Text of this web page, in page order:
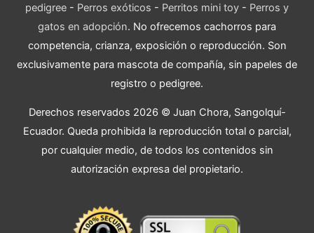
pedigree - Perros exóticos - Perritos mini toy - Perros y
gatos en adopción. No ofrecemos cachorros para
competencia, crianza, exposición o reproducción. Son
exclusivamente para mascota de compañía, sin papeles de
registro o pedigree.
Derechos reservados 2026 © Juan Chora, Sangolquí-
Ecuador. Queda prohibida la reproducción total o parcial,
por cualquier medio, de todos los contenidos sin
autorización expresa del propietario.